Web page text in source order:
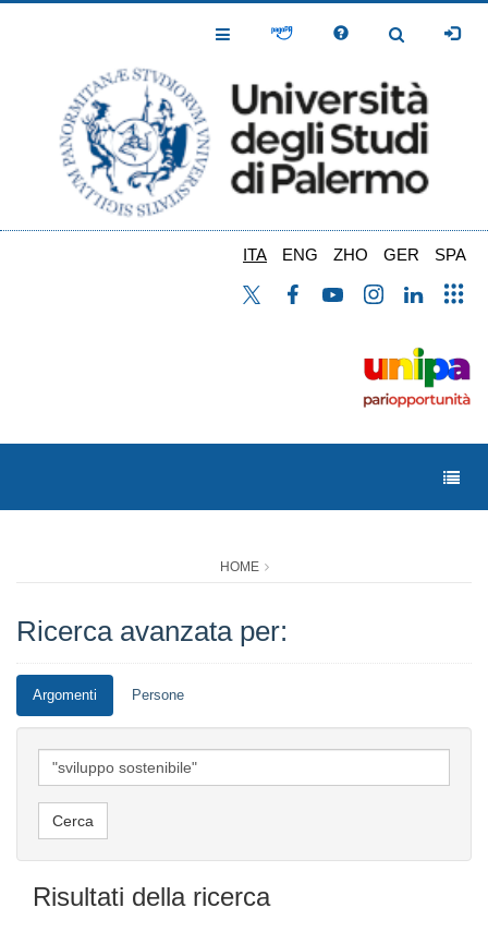
Toggle
Toggle
ITA ENG ZHO GER SPA
HOME
Ricerca avanzata per:
Argomenti Persone
Risultati della ricerca